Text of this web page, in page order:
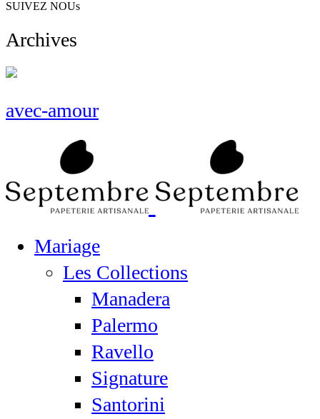
SUIVEZ NOUs
Archives
avec-amour
Mariage
Les Collections
Manadera
Palermo
Ravello
Signature
Santorini